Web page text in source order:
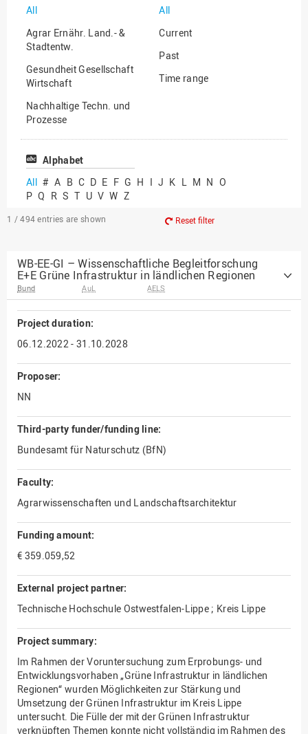
All
Agrar Ernähr. Land.- &
Stadtentw.
Gesundheit Gesellschaft
Wirtschaft
Nachhaltige Techn. und
Prozesse
Vielfältiges Forschen
All
Current
Past
Time range
Alphabet
All # A B C D E F G H I J K L M N O
P Q R S T U V W Z
1 / 494 entries are shown Reset filter
WB-EE-GI – Wissenschaftliche Begleitforschung
E+E Grüne Infrastruktur in ländlichen Regionen
Bund AuL AELS
Project duration:
06.12.2022 - 31.10.2028
Proposer:
NN
Third-party funder/funding line:
Bundesamt für Naturschutz (BfN)
Faculty:
Agrarwissenschaften und Landschaftsarchitektur
Funding amount:
€ 359.059,52
External project partner:
Technische Hochschule Ostwestfalen-Lippe ; Kreis Lippe
Project summary:
Im Rahmen der Voruntersuchung zum Erprobungs- und
Entwicklungsvorhaben „Grüne Infrastruktur in ländlichen
Regionen“ wurden Möglichkeiten zur Stärkung und
Umsetzung der Grünen Infrastruktur im Kreis Lippe
untersucht. Die Fülle der mit der Grünen Infrastruktur
verknüpften Themen konnte nicht vollständig im Rahmen des